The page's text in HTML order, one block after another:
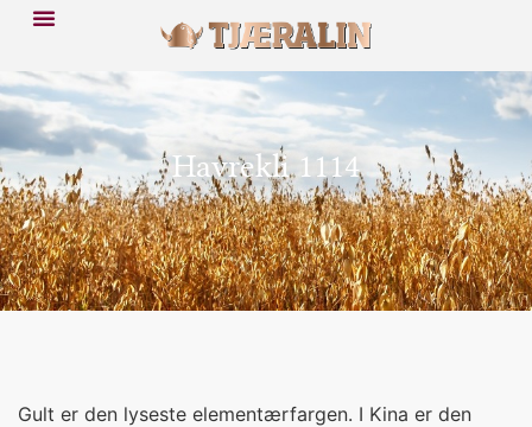
Havrekli 1114
Gult er den lyseste elementærfargen. I Kina er den